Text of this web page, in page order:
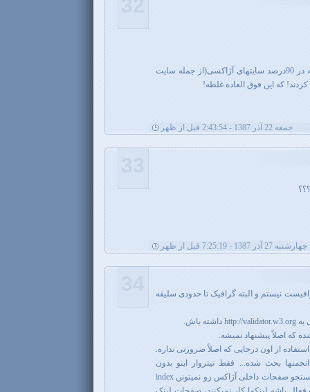
فقط یه چیزی که نمیتونم نگم اینه که در 90درصد سایتهای آژاکسی(از جمله سایت
که این فوق العاده غلطه!
جمعه 22 آذر 1387 - 2:43:54 قبل از ظهر
چهارشنبه 27 آذر 1387 - 7:25:19 قبل از ظهر
نیستم و البته گرافیک تا حدودی سلیقه
از اون درجایی که اصلاً ضرورتی نداره.
بحث شده... فقط تیتروار اینو بدون
مشکلات اصلیش اینه که موتورهای جستجو صفحات داخلی آژاکس رو نمیتونن index